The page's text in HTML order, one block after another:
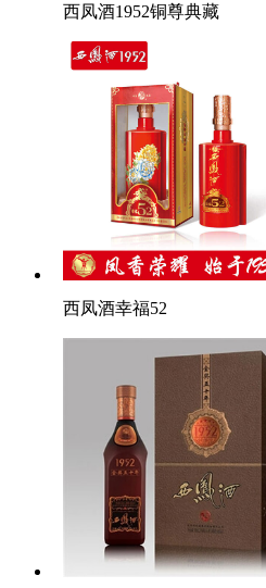
西凤酒1952铜尊典藏
西凤酒幸福52